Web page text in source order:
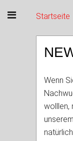
Startseite
Wenn
wolllen,